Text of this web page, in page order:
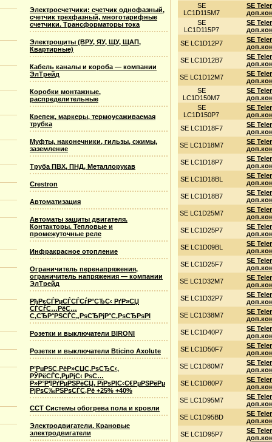
Электросчетчики: счетчик однофазный,
счетчик трехфазный, многотарифные
счетчики. Трансформаторы тока
Электрощиты (ВРУ, ЯУ, ЩУ, ЩАП,
Квартирные)
Кабель каналы и короба — компании
ЭлТрейд
Коробки монтажные,
распределительные
Крепеж, маркеры, термоусаживаемая
трубка
Муфты, наконечники, гильзы, сжимы,
заземление
Труба ПВХ, ПНД, Металлорукав
Crestron
Автоматизация
Автоматы защиты двигателя.
Контакторы. Тепловые и
промежуточные реле
Инфракрасное отопление
Ограничитель перенапряжения,
ограничитель напряжения — компании
ЭлТрейд
РђРєСЃРµСЃСЃСѓР°СЂС‹ РґР»СЏ
СЃСѓС…РёС…
С‚СЂР°РЅСЃС„РѕСЂРјР°С‚РѕСЂРѕРІ
Розетки и выключатели BIRONI
Розетки и выключатели Bticino Axolute
Р’РµРЅС‚РёР»СЏС‚РѕСЂС‹,
РЎРёСЃС‚РµРјС‹ РѕС…
Р»Р°Р¶РґРµРЅРёСЏ, РїРѕРІС‹С€РµРЅРёРµ
РјРѕС‰РЅРѕСЃС‚Рё +25% +40%
ССТ Системы обогрева пола и кровли
Электродвигатели. Крановые
электродвигатели
SE
LC1D115M7
SE
SE
LC1D115P7
SE
SE LC1D12P7
SE
SE LC1D12B7
SE
SE LC1D12M7
SE
SE
LC1D150M7
SE
SE
LC1D150P7
SE
SE LC1D18F7
SE
SE LC1D18M7
SE
SE LC1D18P7
SE
SE LC1D18BL
SE
SE LC1D18B7
SE
SE LC1D25M7
SE
SE LC1D25P7
SE
SE LC1D09BL
SE
SE LC1D25F7
SE
SE LC1D32M7
SE
SE LC1D32P7
SE
SE LC1D38M7
SE
SE LC1D40P7
SE
SE LC1D50F7
SE
SE LC1D80M7
SE
SE LC1D80P7
SE
SE LC1D95M7
SE
SE LC1D95BD
SE
SE LC1D95P7
SE